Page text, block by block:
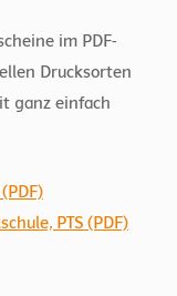
im PDF-
Drucksorten
ganz einfach
PTS (PDF)